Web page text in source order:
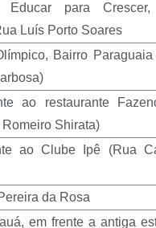
Educar para
Luís Porto Soares
Bairro Paraguaia
ao restaurante
Shirata)
ao Clube Ipê (Rua
da Rosa
em frente a antiga